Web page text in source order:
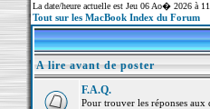
La date/heure actuelle est Jeu 06 Ao� 2026 à
Tout sur les MacBook Index du Forum
A lire avant de poster
F.A.Q.
Pour trouver les réponses aux